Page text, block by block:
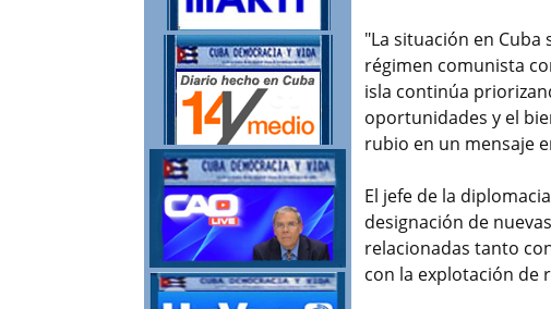
"La situación en
régimen comunista
isla continúa
oportunidades y el
rubio en un mensaje
El jefe de la
designación de
relacionadas tanto
con la explotación de